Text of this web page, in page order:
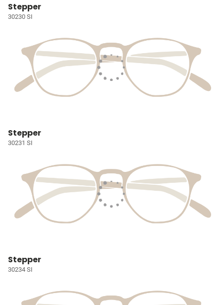
Stepper
30230 SI
Stepper
30231 SI
Stepper
30234 SI